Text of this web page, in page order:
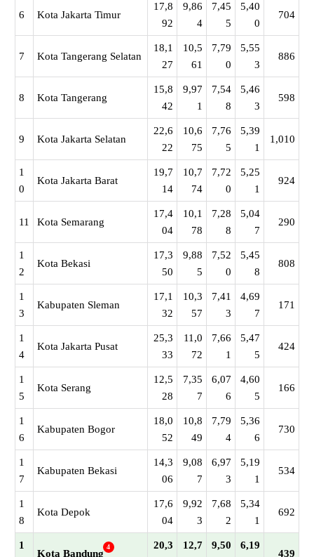
6 Kota Jakarta Timur
17,8
92
9,86
4
7,45
5
5,40
0
704
7 Kota Tangerang Selatan
18,1
27
10,5
61
7,79
0
5,55
3
886
8 Kota Tangerang
15,8
42
9,97
1
7,54
8
5,46
3
598
9 Kota Jakarta Selatan
22,6
22
10,6
75
7,76
5
5,39
1
1,010
1
0
Kota Jakarta Barat
19,7
14
10,7
74
7,72
0
5,25
1
924
11 Kota Semarang
17,4
04
10,1
78
7,28
8
5,04
7
290
1
2
Kota Bekasi
17,3
50
9,88
5
7,52
0
5,45
8
808
1
3
Kabupaten Sleman
17,1
32
10,3
57
7,41
3
4,69
7
171
1
4
Kota Jakarta Pusat
25,3
33
11,0
72
7,66
1
5,47
5
424
1
5
Kota Serang
12,5
28
7,35
7
6,07
6
4,60
5
166
1
6
Kabupaten Bogor
18,0
52
10,8
49
7,79
4
5,36
6
730
1
7
Kabupaten Bekasi
14,3
06
9,08
7
6,97
3
5,19
1
534
1
8
Kota Depok
17,6
04
9,92
3
7,68
2
5,34
1
692
1
Kota Bandung
4
20,3
12,7
9,50
6,19
439